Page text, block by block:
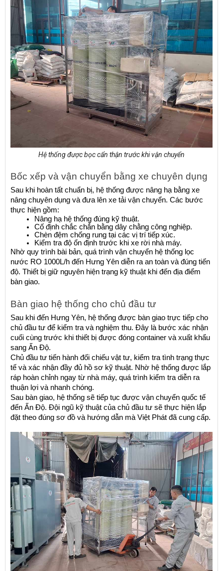
Hệ thống được bọc cẩn thận trước khi vận chuyển
Bốc xếp và vận chuyển bằng xe chuyên dụng
Sau khi hoàn tất chuẩn bị, hệ thống được nâng hạ bằng xe
nâng chuyên dụng và đưa lên xe tải vận chuyển. Các bước
thực hiện gồm:
Nâng hạ hệ thống đúng kỹ thuật.
Cố định chắc chắn bằng dây chằng công nghiệp.
Chèn đệm chống rung tại các vị trí tiếp xúc.
Kiểm tra độ ổn định trước khi xe rời nhà máy.
Nhờ quy trình bài bản, quá trình vận chuyển hệ thống lọc
nước RO 1000L/h đến Hưng Yên diễn ra an toàn và đúng tiến
độ. Thiết bị giữ nguyên hiện trạng kỹ thuật khi đến địa điểm
bàn giao.
Bàn giao hệ thống cho chủ đầu tư
Sau khi đến Hưng Yên, hệ thống được bàn giao trực tiếp cho
chủ đầu tư để kiểm tra và nghiệm thu. Đây là bước xác nhận
cuối cùng trước khi thiết bị được đóng container và xuất khẩu
sang Ấn Độ.
Chủ đầu tư tiến hành đối chiếu vật tư, kiểm tra tình trạng thực
tế và xác nhận đầy đủ hồ sơ kỹ thuật. Nhờ hệ thống được lắp
ráp hoàn chỉnh ngay từ nhà máy, quá trình kiểm tra diễn ra
thuận lợi và nhanh chóng.
Sau bàn giao, hệ thống sẽ tiếp tục được vận chuyển quốc tế
đến Ấn Độ. Đội ngũ kỹ thuật của chủ đầu tư sẽ thực hiện lắp
đặt theo đúng sơ đồ và hướng dẫn mà Việt Phát đã cung cấp.